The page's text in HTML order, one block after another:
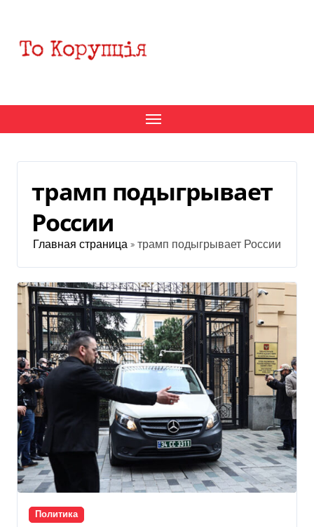
содержанию
трамп подыгрывает
России
Главная страница » трамп подыгрывает России
Политика